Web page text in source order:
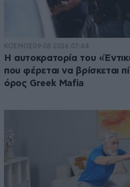
ΚΟΣΜΟΣ09·08·2026 07:44
Η αυτοκρατορία του
που φέρεται να βρίσκεται
όρος Greek Mafia